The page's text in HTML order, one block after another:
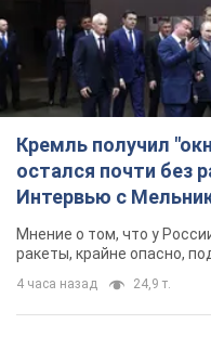
Кремль получил
остался почти без
Интервью с
Мнение о том, что у
ракеты, крайне опасно,
4 часа назад 24,9 т.